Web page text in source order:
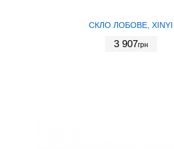
СКЛО ЛОБОВЕ, XINYI
3 907грн